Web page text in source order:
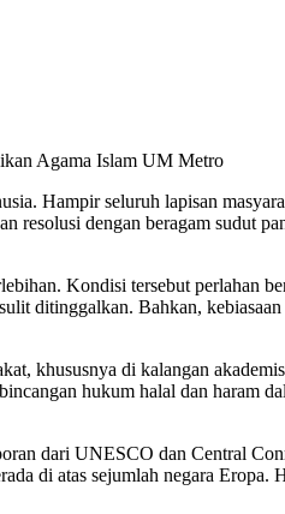
Agama Islam UM Metro
Hampir seluruh lapisan
dengan beragam sudut
Kondisi tersebut perlahan
ditinggalkan. Bahkan,
khususnya di kalangan
hukum halal dan haram
dari UNESCO dan Central
di atas sejumlah negara Eropa.